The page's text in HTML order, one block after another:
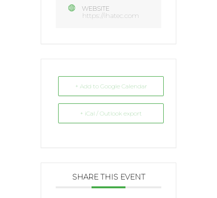
WEBSITE
https://ihatec.com
+ Add to Google Calendar
+ iCal / Outlook export
SHARE THIS EVENT